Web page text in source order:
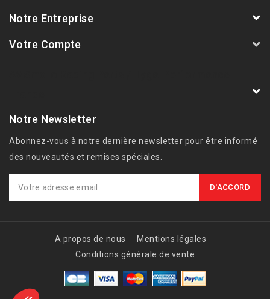
Notre Entreprise
Votre Compte
Notre Newsletter
Abonnez-vous à notre dernière newsletter pour être informé
des nouveautés et remises spéciales.
A propos de nous
Mentions légales
Conditions générale de vente